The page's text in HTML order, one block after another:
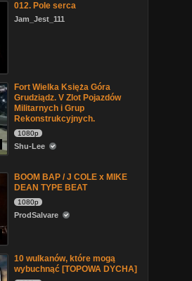
012. Pole serca
Jam_Jest_111
Fort Wielka Księża Góra
Grudziądz. V Zlot Pojazdów
Militarnych i Grup
Rekonstrukcyjnych.
1080p
Shu-Lee
BOOM BAP / J COLE x MIKE
DEAN TYPE BEAT
1080p
ProdSalvare
10 wulkanów, które mogą
wybuchnąć [TOPOWA DYCHA]